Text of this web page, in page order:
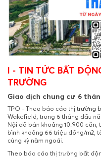
I - TIN TỨC BẤT
TRƯỜNG
Giao dịch chung cư 6
TPO - Theo báo cáo thị trường
Wakefield, trong 6 tháng đầu
Nội đã bán khoảng 10.900 căn,
bình khoảng 66 triệu đồng/m2,
cùng kỳ năm ngoái.
Theo báo cáo thị trường bất